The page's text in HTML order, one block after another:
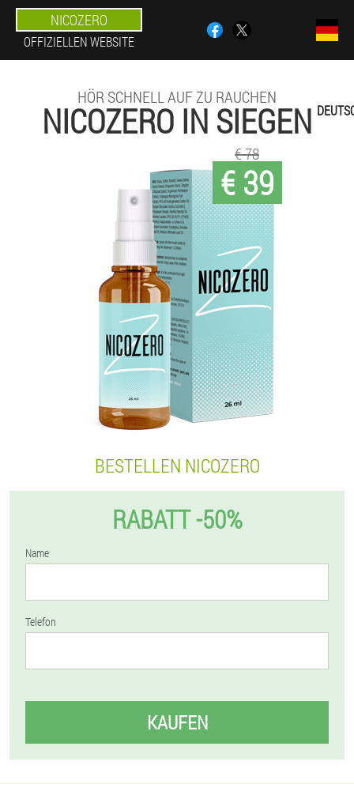
NICOZERO
OFFIZIELLEN WEBSITE
HÖR SCHNELL AUF ZU RAUCHEN
NICOZERO IN SIEGEN
€ 39
€ 78
BESTELLEN NICOZERO
RABATT -50%
Name
Telefon
KAUFEN